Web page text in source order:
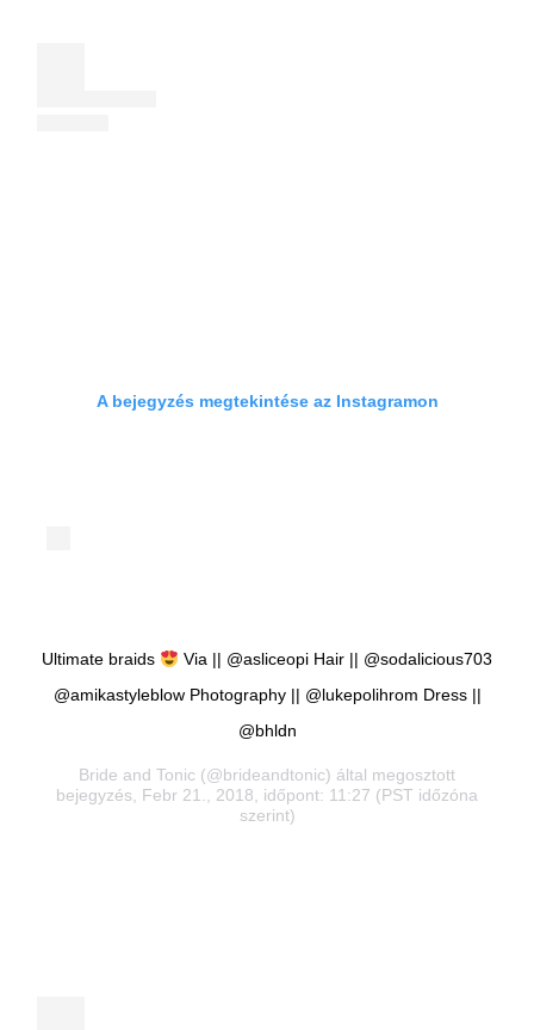
A bejegyzés megtekintése az Instagramon
Ultimate braids
Via || @asliceopi Hair || @sodalicious703
@amikastyleblow Photography || @lukepolihrom Dress ||
@bhldn
Bride and Tonic (@brideandtonic) által megosztott
bejegyzés, Febr 21., 2018, időpont: 11:27 (PST időzóna
szerint)